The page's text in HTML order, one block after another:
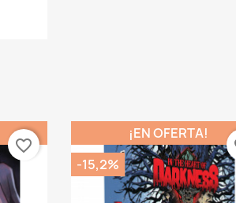
favorite_border
¡EN OFERTA!
-15,2%